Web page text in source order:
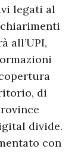
legati al
all’UPI,
di
divide.
con